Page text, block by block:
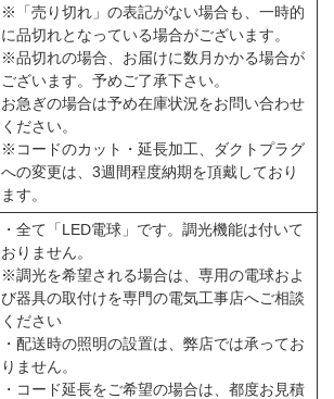
※「売り切れ」の表記がない場合も、一時的
に品切れとなっている場合がございます。
※品切れの場合、お届けに数月かかる場合が
ございます。予めご了承下さい。
お急ぎの場合は予め在庫状況をお問い合わせ
ください。
※コードのカット・延長加工、ダクトプラグ
への変更は、3週間程度納期を頂戴しており
ます。
・全て「LED電球」です。調光機能は付いて
おりません。
※調光を希望される場合は、専用の電球およ
び器具の取付けを専門の電気工事店へご相談
ください
・配送時の照明の設置は、弊店では承ってお
りません。
・コード延長をご希望の場合は、都度お見積